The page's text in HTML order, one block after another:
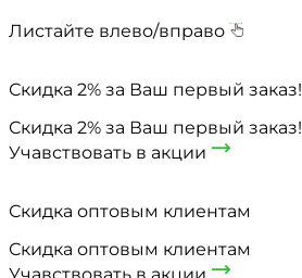
Листайте влево/вправо
Скидка 2% за Ваш первый заказ!
Скидка 2% за Ваш первый заказ!
Учавствовать в акции
Скидка оптовым клиентам
Скидка оптовым клиентам